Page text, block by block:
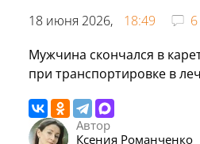
18 июня 2026, 18:49
6
Мужчина скончался в
при транспортировке в
Автор
Ксения Романченко